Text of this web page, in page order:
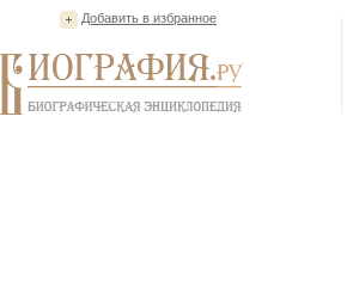
Добавить в избранное